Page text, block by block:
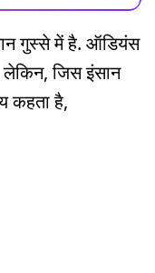
गुस्से में है. ऑडियंस
जिस इंसान
कहता है,